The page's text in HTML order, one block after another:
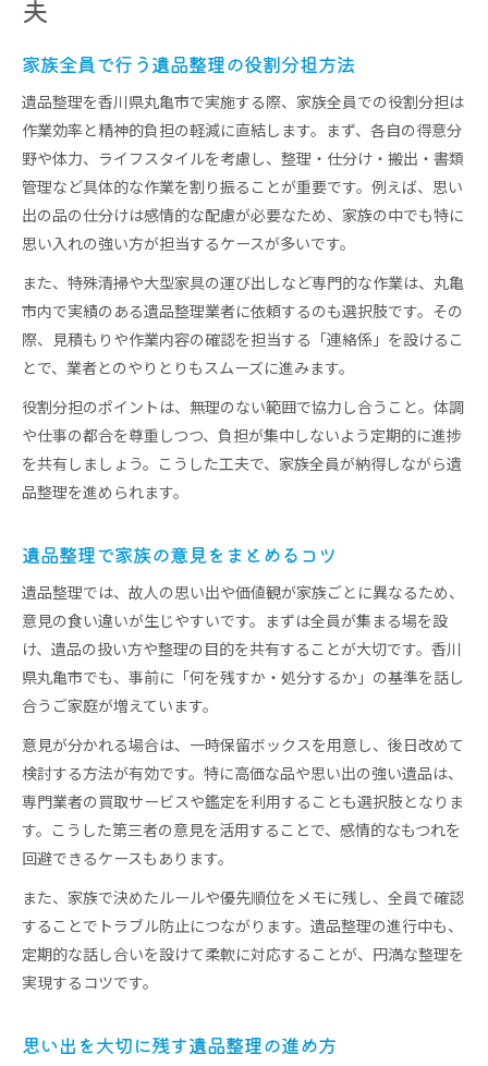
夫
家族全員で行う遺品整理の役割分担方法
遺品整理を香川県丸亀市で実施する際、家族全員での役割分担は
作業効率と精神的負担の軽減に直結します。まず、各自の得意分
野や体力、ライフスタイルを考慮し、整理・仕分け・搬出・書類
管理など具体的な作業を割り振ることが重要です。例えば、思い
出の品の仕分けは感情的な配慮が必要なため、家族の中でも特に
思い入れの強い方が担当するケースが多いです。
また、特殊清掃や大型家具の運び出しなど専門的な作業は、丸亀
市内で実績のある遺品整理業者に依頼するのも選択肢です。その
際、見積もりや作業内容の確認を担当する「連絡係」を設けるこ
とで、業者とのやりとりもスムーズに進みます。
役割分担のポイントは、無理のない範囲で協力し合うこと。体調
や仕事の都合を尊重しつつ、負担が集中しないよう定期的に進捗
を共有しましょう。こうした工夫で、家族全員が納得しながら遺
品整理を進められます。
遺品整理で家族の意見をまとめるコツ
遺品整理では、故人の思い出や価値観が家族ごとに異なるため、
意見の食い違いが生じやすいです。まずは全員が集まる場を設
け、遺品の扱い方や整理の目的を共有することが大切です。香川
県丸亀市でも、事前に「何を残すか・処分するか」の基準を話し
合うご家庭が増えています。
意見が分かれる場合は、一時保留ボックスを用意し、後日改めて
検討する方法が有効です。特に高価な品や思い出の強い遺品は、
専門業者の買取サービスや鑑定を利用することも選択肢となりま
す。こうした第三者の意見を活用することで、感情的なもつれを
回避できるケースもあります。
また、家族で決めたルールや優先順位をメモに残し、全員で確認
することでトラブル防止につながります。遺品整理の進行中も、
定期的な話し合いを設けて柔軟に対応することが、円満な整理を
実現するコツです。
思い出を大切に残す遺品整理の進め方